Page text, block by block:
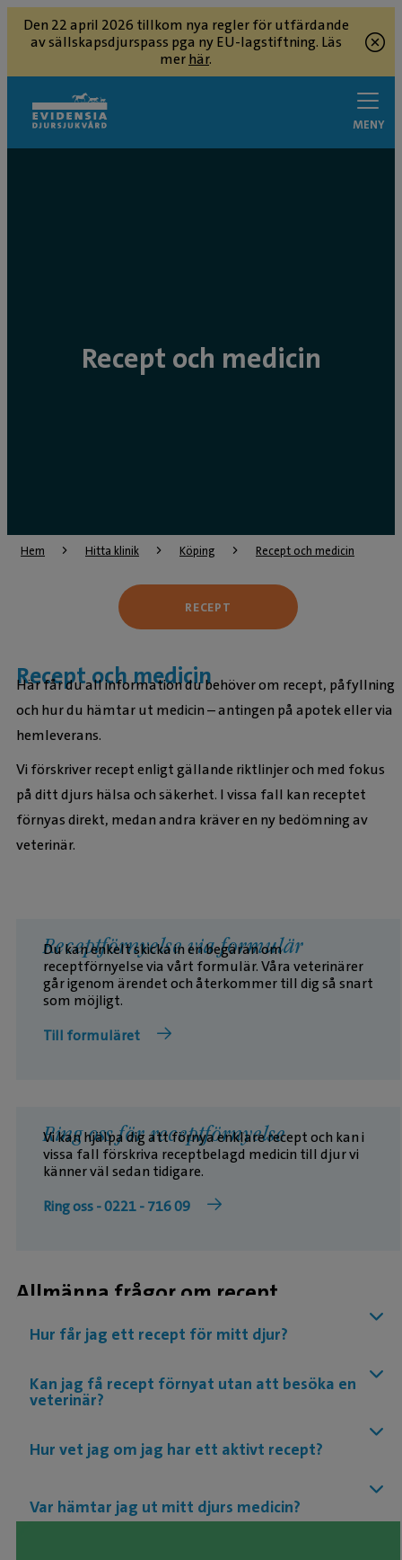
Den 22 april 2026 tillkom nya regler för utfärdande
av sällskapsdjurspass pga ny EU-lagstiftning. Läs
merhär.
MENY
Recept och medicin
Hem Hitta klinik Köping Recept och medicin
Recept och medicin
Här får du all information du behöver om recept, påfyllning
och hur du hämtar ut medicin – antingen på apotek eller via
hemleverans.
Vi förskriver recept enligt gällande riktlinjer och med fokus
på ditt djurs hälsa och säkerhet. I vissa fall kan receptet
förnyas direkt, medan andra kräver en ny bedömning av
veterinär.
Receptförnyelse via formulär
Du kan enkelt skicka in en begäran om
receptförnyelse via vårt formulär. Våra veterinärer
går igenom ärendet och återkommer till dig så snart
som möjligt.
Till formuläret
Ring oss för receptförnyelse
Vi kan hjälpa dig att förnya enklare recept och kan i
vissa fall förskriva receptbelagd medicin till djur vi
känner väl sedan tidigare.
Ring oss - 0221 - 716 09
Allmänna frågor om recept
Hur får jag ett recept för mitt djur?
Kan jag få recept förnyat utan att besöka en
veterinär?
Hur vet jag om jag har ett aktivt recept?
Var hämtar jag ut mitt djurs medicin?
RECEPT